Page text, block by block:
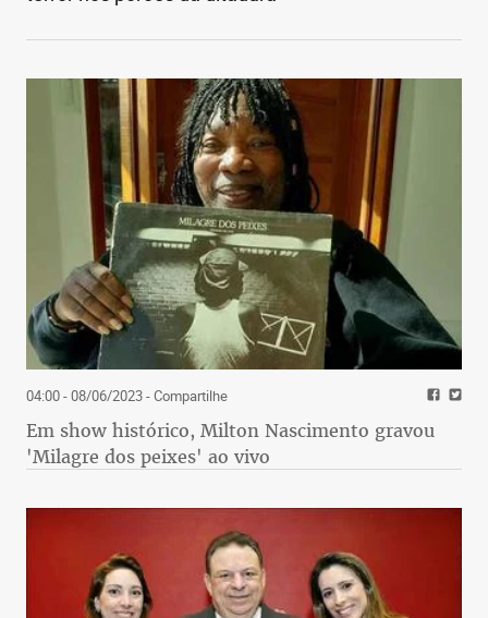
04:00 - 08/06/2023- Compartilhe
Em show histórico, Milton Nascimento gravou
'Milagre dos peixes' ao vivo